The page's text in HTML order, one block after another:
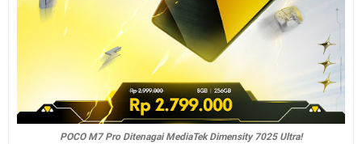
POCO M7 Pro Ditenagai MediaTek Dimensity 7025 Ultra!